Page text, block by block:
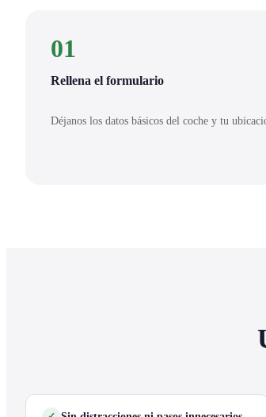
01
Rellena el formulario
Déjanos los datos básicos del coche y tu